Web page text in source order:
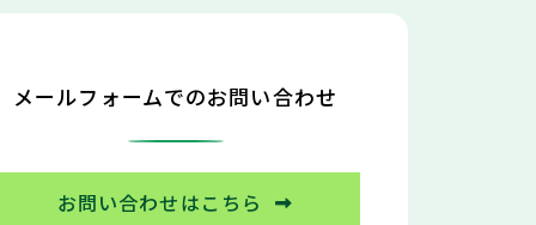
メールフォームでのお問い合わせ
お問い合わせはこちら